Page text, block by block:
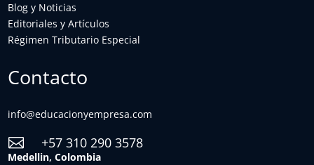
Blog y Noticias
Editoriales y Artículos
Régimen Tributario Especial
Contacto
info@educacionyempresa.com
 +57 310 290 3578
Medellin, Colombia